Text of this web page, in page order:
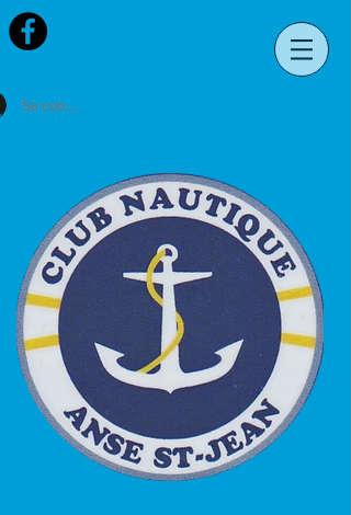
Se connecter